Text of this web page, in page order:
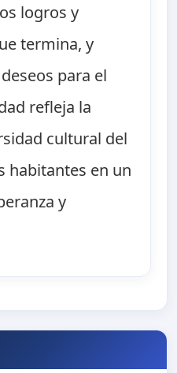
logros y
termina, y
para el
refleja la
cultural del
habitantes en un
y